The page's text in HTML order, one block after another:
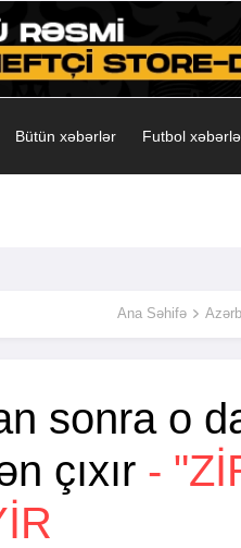
Bütün xəbərlər Futbol
Ana Səhifə
sonra o
çıxır -